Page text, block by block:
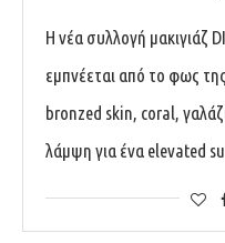
Η νέα συλλογή μακιγιάζ
εμπνέεται από το φως
bronzed skin, coral,
λάμψη για ένα elevated